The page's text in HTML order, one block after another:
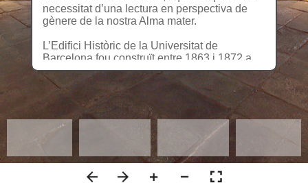
necessitat d’una lectura en perspectiva de
gènere de la nostra Alma mater.
L’Edifici Històric de la Universitat de
Barcelona fou construït entre 1863 i 1872 a
l’actual plaça de la Universitat. Acabada
l’arquitectura, s’iniciaren els grans programes
decoratius destinats a vestir la nova
construcció, que no es completarien fins a
l’any 1885 amb la finalització del Paranimf.
La imatge de la nova Universitat volia
destacar les ciències i les humanitats que hi
havien de florir, prenent un denominador
comú: la pràctica invisibilització del saber
femení. Una institució construïda per homes, i